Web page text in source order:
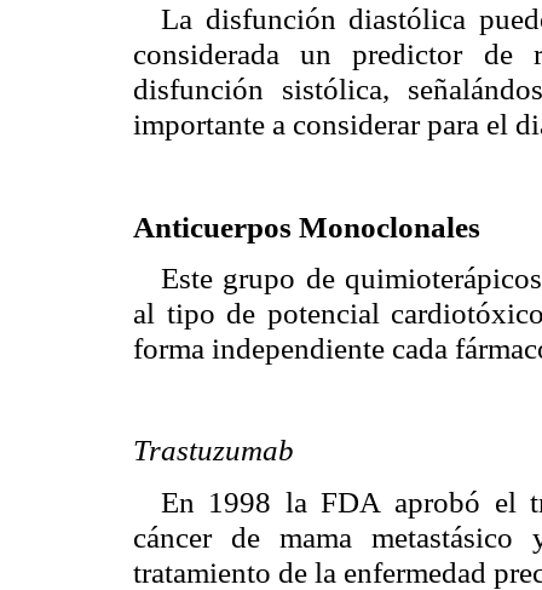
La disfunción diastólica
considerada un predictor
disfunción sistólica,
importante a considerar para el
Anticuerpos Monoclonales
Este grupo de
al tipo de potencial
forma independiente cada
Trastuzumab
En 1998 la FDA aprobó el
cáncer de mama
tratamiento de la enfermedad